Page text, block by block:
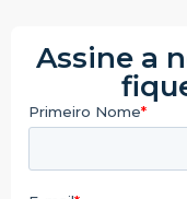
Assine a